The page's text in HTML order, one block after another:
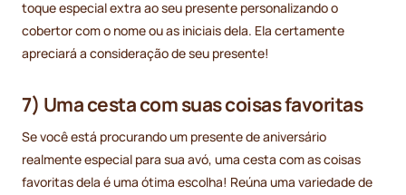
toque especial extra ao seu presente personalizando o
cobertor com o nome ou as iniciais dela. Ela certamente
apreciará a consideração de seu presente!
7) Uma cesta com suas coisas favoritas
Se você está procurando um presente de aniversário
realmente especial para sua avó, uma cesta com as coisas
favoritas dela é uma ótima escolha! Reúna uma variedade de